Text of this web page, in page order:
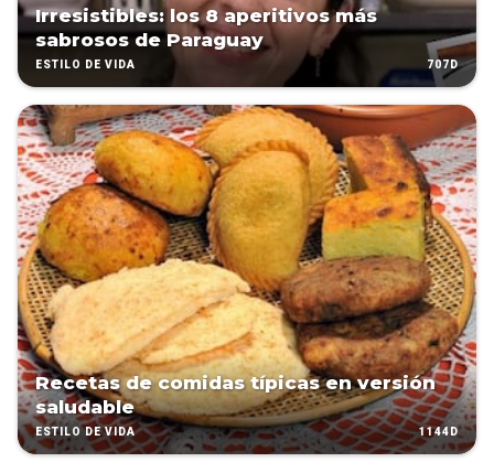
Irresistibles: los 8 aperitivos más
sabrosos de Paraguay
ESTILO DE VIDA 707D
Recetas de comidas típicas en versión
saludable
ESTILO DE VIDA 1144D